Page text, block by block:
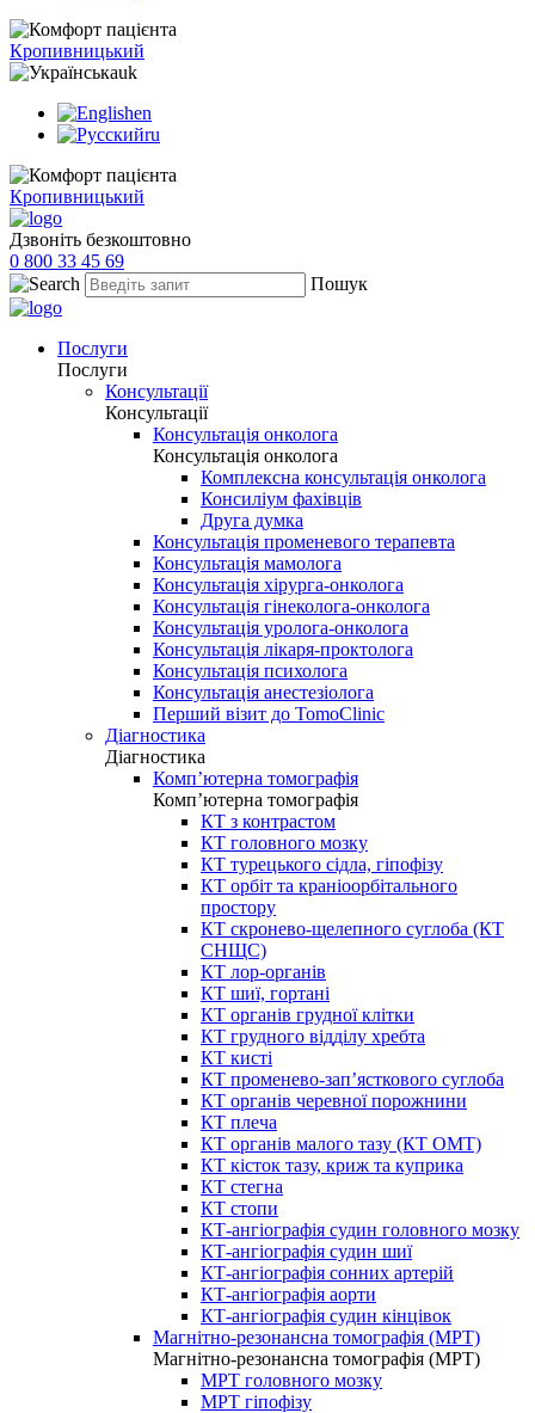
Кропивницький
uk
en
ru
Кропивницький
Дзвоніть безкоштовно
0 800 33 45 69
Пошук
Послуги
Послуги
Консультації
Консультації
Консультація онколога
Консультація онколога
Комплексна консультація онколога
Консиліум фахівців
Друга думка
Консультація променевого терапевта
Консультація мамолога
Консультація хірурга-онколога
Консультація гінеколога-онколога
Консультація уролога-онколога
Консультація лікаря-проктолога
Консультація психолога
Консультація анестезіолога
Перший візит до TomoClinic
Діагностика
Діагностика
Комп’ютерна томографія
Комп’ютерна томографія
КТ з контрастом
КТ головного мозку
КТ турецького сідла, гіпофізу
КТ орбіт та краніоорбітального
простору
КТ скронево-щелепного суглоба (КТ
СНЩС)
КТ лор-органів
КТ шиї, гортані
КТ органів грудної клітки
КТ грудного відділу хребта
КТ кисті
КТ променево-зап’ясткового суглоба
КТ органів черевної порожнини
КТ плеча
КТ органів малого тазу (КТ ОМТ)
КТ кісток тазу, криж та куприка
КТ стегна
КТ стопи
КТ-ангіографія судин головного мозку
КТ-ангіографія судин шиї
КТ-ангіографія сонних артерій
КТ-ангіографія аорти
КТ-ангіографія судин кінцівок
Магнітно-резонансна томографія (МРТ)
Магнітно-резонансна томографія (МРТ)
МРТ головного мозку
МРТ гіпофізу